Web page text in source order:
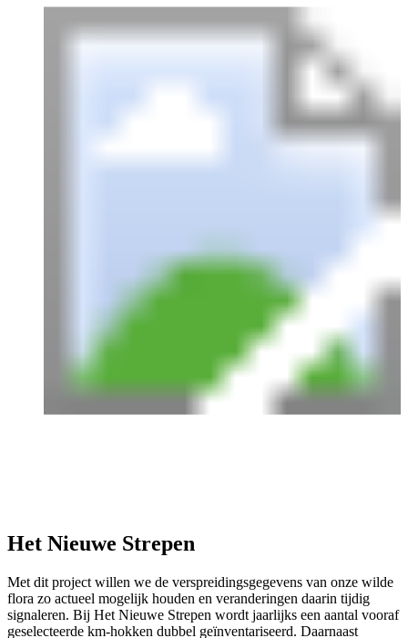
Het Nieuwe Strepen
Met dit project willen we de verspreidingsgegevens van onze wilde
flora zo actueel mogelijk houden en veranderingen daarin tijdig
signaleren. Bij Het Nieuwe Strepen wordt jaarlijks een aantal vooraf
geselecteerde km-hokken dubbel geïnventariseerd. Daarnaast